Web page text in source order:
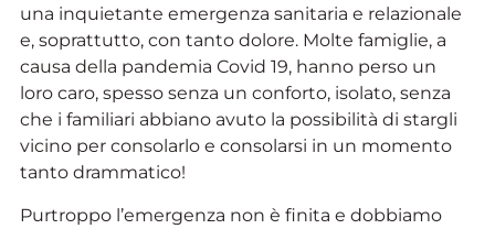
una inquietante emergenza sanitaria e relazionale
e, soprattutto, con tanto dolore. Molte famiglie, a
causa della pandemia Covid 19, hanno perso un
loro caro, spesso senza un conforto, isolato, senza
che i familiari abbiano avuto la possibilità di stargli
vicino per consolarlo e consolarsi in un momento
tanto drammatico!
Purtroppo l’emergenza non è finita e dobbiamo